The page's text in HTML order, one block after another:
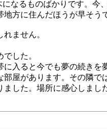
るものばかりです。今
方に住んだほうが早そう
ません。
した。
に入ると今でも夢の続き
屋があります。その隣
した。場所に感心しまし